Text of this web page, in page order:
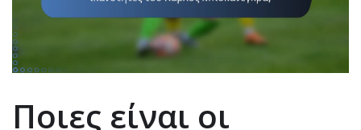
Ποιες είναι οι